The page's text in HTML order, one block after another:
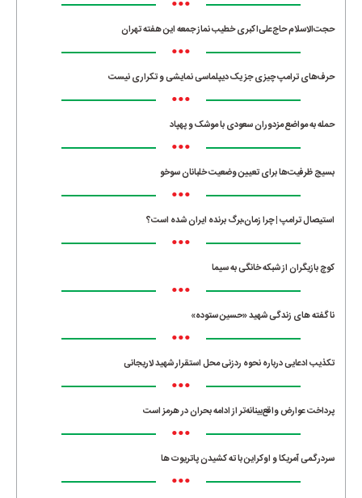
حجت‌الاسلام حاج‌علی‌اکبری خطیب نماز جمعه این هفته تهران
•••
حرف‌های ترامپ چیزی جز یک دیپلماسی نمایشی و تکراری نیست
•••
حمله به مواضع مزدوران سعودی با موشک و پهپاد
•••
بسیج ظرفیت‌ها برای تعیین وضعیت خلبانان سوخو
•••
استیصال ترامپ | چرا زمان،برگ برنده ایران شده است؟
•••
کوچ بازیگران از شبکه خانگی به سیما
•••
ناگفته های زندگی شهید «حسین ستوده»
•••
تکذیب ادعایی درباره نحوه ردزنی محل استقرار شهید لاریجانی
•••
پرداخت عوارض واقع‌بینانه‌تر از ادامه بحران در هرمز است
•••
سردرگمی آمریکا و اوکراین با ته کشیدن پاتریوت ها
•••